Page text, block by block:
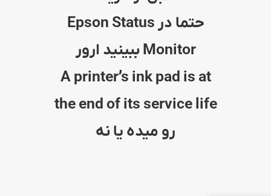
حتما در Epson Status
Monitor ببینید ارور
A printer’s ink pad is at
the end of its service life
رو میده یا نه